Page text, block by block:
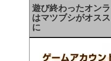
遊び終わったオン
はマツブシがオス
に